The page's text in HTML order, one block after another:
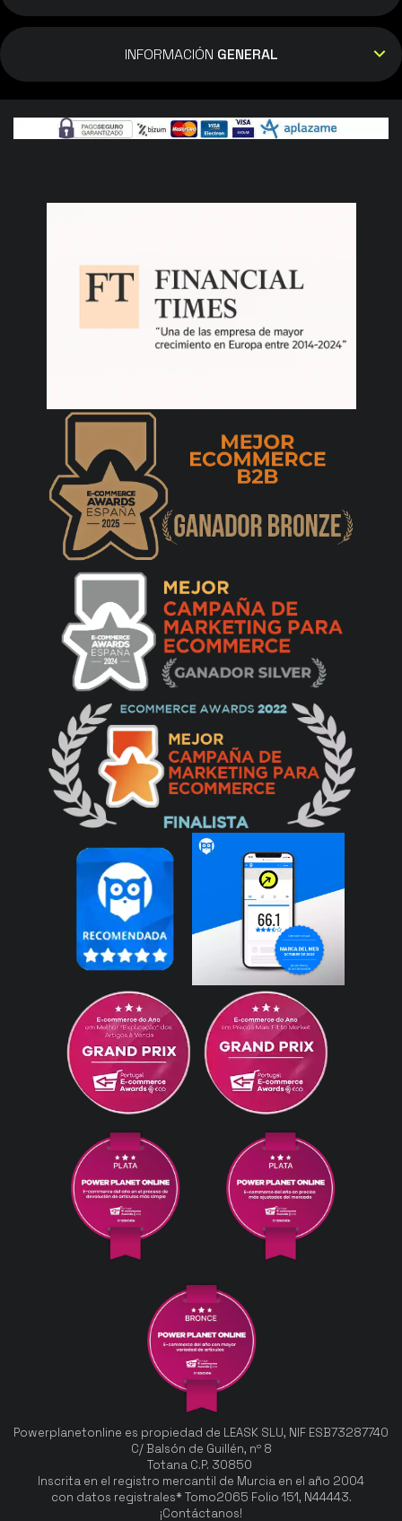
INFORMACIÓN GENERAL
Powerplanetonline es propiedad de LEASK SLU, NIF ESB73287740
C/ Balsón de Guillén, nº 8
Totana C.P. 30850
Inscrita en el registro mercantil de Murcia en el año 2004
con datos registrales* Tomo2065 Folio 151, N44443.
¡Contáctanos!